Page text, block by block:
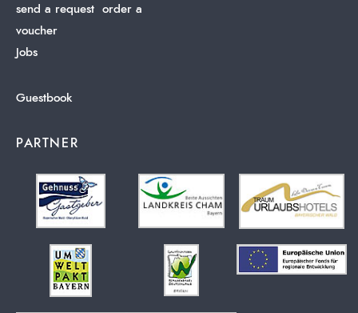
send a request order a
voucher
Jobs
Guestbook
PARTNER